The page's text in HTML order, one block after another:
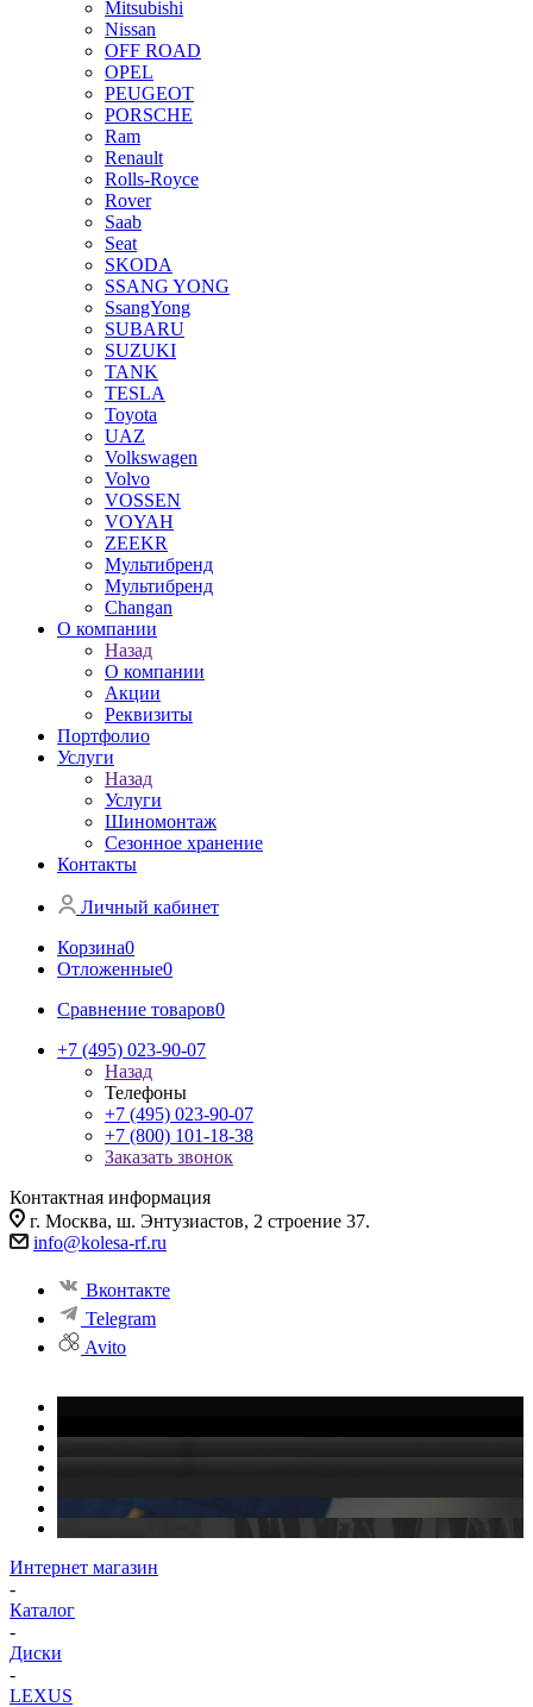
Mitsubishi
Nissan
OFF ROAD
OPEL
PEUGEOT
PORSCHE
Ram
Renault
Rolls-Royce
Rover
Saab
Seat
SKODA
SSANG YONG
SsangYong
SUBARU
SUZUKI
TANK
TESLA
Toyota
UAZ
Volkswagen
Volvo
VOSSEN
VOYAH
ZEEKR
Мультибренд
Мультибренд
Сhangan
О компании
Назад
О компании
Акции
Реквизиты
Портфолио
Услуги
Назад
Услуги
Шиномонтаж
Сезонное хранение
Контакты
Личный кабинет
Корзина0
Отложенные0
Сравнение товаров0
+7 (495) 023-90-07
Назад
Телефоны
+7 (495) 023-90-07
+7 (800) 101-18-38
Заказать звонок
Контактная информация
г. Москва, ш. Энтузиастов, 2 строение 37.
info@kolesa-rf.ru
Вконтакте
Telegram
Avito
Интернет магазин
-
Каталог
-
Диски
-
LEXUS